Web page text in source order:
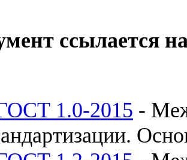
ссылается
1.0-2015 -